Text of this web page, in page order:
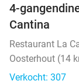
4-
Cantina
Restaurant La
Oosterhout (14
Verkocht: 307